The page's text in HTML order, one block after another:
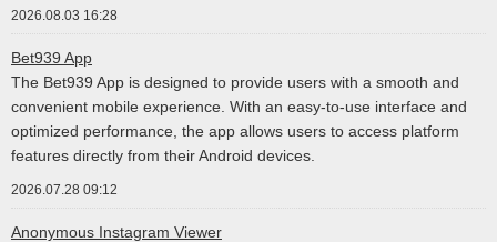
2026.08.03 16:28
Bet939 App
The Bet939 App is designed to provide users with a smooth and
convenient mobile experience. With an easy-to-use interface and
optimized performance, the app allows users to access platform
features directly from their Android devices.
2026.07.28 09:12
Anonymous Instagram Viewer